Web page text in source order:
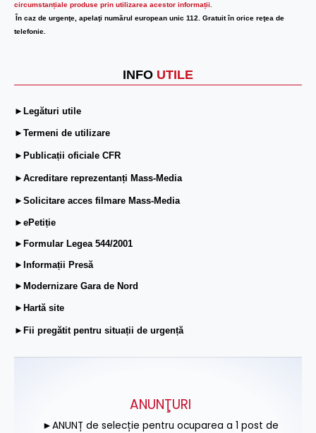
circumstanțiale produse prin utilizarea acestor informații.
În caz de urgenţe, apelaţi numărul european unic 112. Gratuit în orice reţea de
telefonie.
INFO UTILE
►Legături utile
►Termeni de utilizare
►Publicații oficiale CFR
►Acreditare reprezentanți Mass-Media
►Solicitare acces filmare Mass-Media
►ePetiție
►Formular Legea 544/2001
►Informații Presă
►Modernizare Gara de Nord
►Hartă site
►Fii pregătit pentru situații de urgență
ANUNŢURI
►ANUNȚ de selecție pentru ocuparea a 1 post de